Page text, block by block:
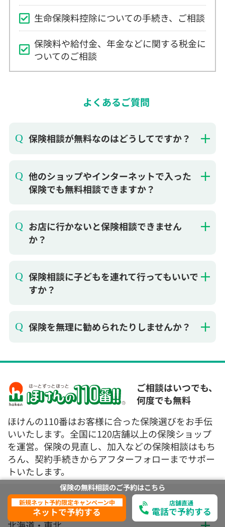
生命保険料控除についての手続き、ご相談
保険料や給付金、年金などに関する税金に
ついてのご相談
よくあるご質問
保険相談が無料なのはどうしてですか？
他のショップやインターネットで入った
保険でも無料相談できますか？
お店に行かないと保険相談できません
か？
保険相談に子どもを連れて行ってもいいで
すか？
保険を無理に勧められたりしませんか？
ご相談はいつでも、
何度でも無料
ほけんの110番はお客様に合った保険選びをお手伝
いいたします。全国に120店舗以上の保険ショップ
を運営。保険の見直し、加入などの保険相談はもち
ろん、契約手続きからアフターフォローまでサポー
トいたします。
全国の保険相談窓口一覧
保険の無料相談のご予約はこちら
新規ネット予約限定キャンペーン中
ネットで予約する
店舗直通
電話で予約する